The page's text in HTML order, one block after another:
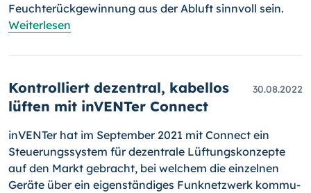
Feuchte­rück­ge­win­nung aus der Abluft sinnvoll sein.
Weiterlesen
Kontrolliert dezentral, kabellos
lüften mit inVENTer Connect
30.08.2022
inVENTer hat im September 2021 mit Connect ein
Steuerungssystem für dezentrale Lüftungskonzepte
auf den Markt gebracht, bei welchem die einzelnen
Geräte über ein eigenständiges Funknetzwerk kommu­